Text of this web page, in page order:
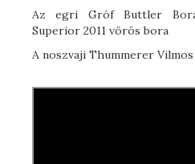
Az egri Gróf Buttler
Superior 2011 vörös bora
A noszvaji Thummerer